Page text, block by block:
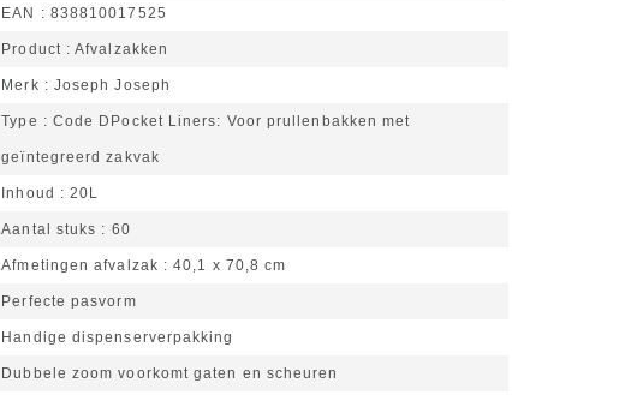
EAN 838810017525
Product Afvalzakken
Merk Joseph Joseph
Type Code DPocket Liners: Voor prullenbakken met
geïntegreerd zakvak
Inhoud 20L
Aantal stuks 60
Afmetingen afvalzak 40,1 x 70,8 cm
Perfecte pasvorm
Handige dispenserverpakking
Dubbele zoom voorkomt gaten en scheuren